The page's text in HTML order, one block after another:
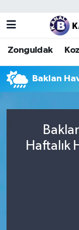
Zonguldak
Baklan
Haftalık
Zonguldak
Kozlu
Ereğli
Alaplı
Zonguldak
Zonguldak
Zonguldak
Tüm